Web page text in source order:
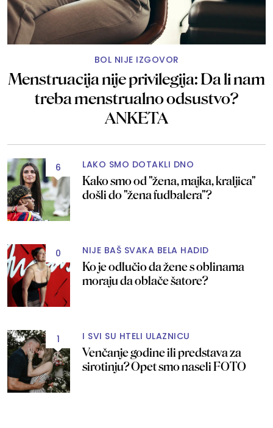
BOL NIJE IZGOVOR
Menstruacija nije privilegija: Da li nam
treba menstrualno odsustvo?
ANKETA
6 LAKO SMO DOTAKLI DNO
Kako smo od "žena, majka, kraljica"
došli do "žena fudbalera"?
0 NIJE BAŠ SVAKA BELA HADID
Ko je odlučio da žene s oblinama
moraju da oblače šatore?
1 I SVI SU HTELI ULAZNICU
Venčanje godine ili predstava za
sirotinju? Opet smo naseli FOTO